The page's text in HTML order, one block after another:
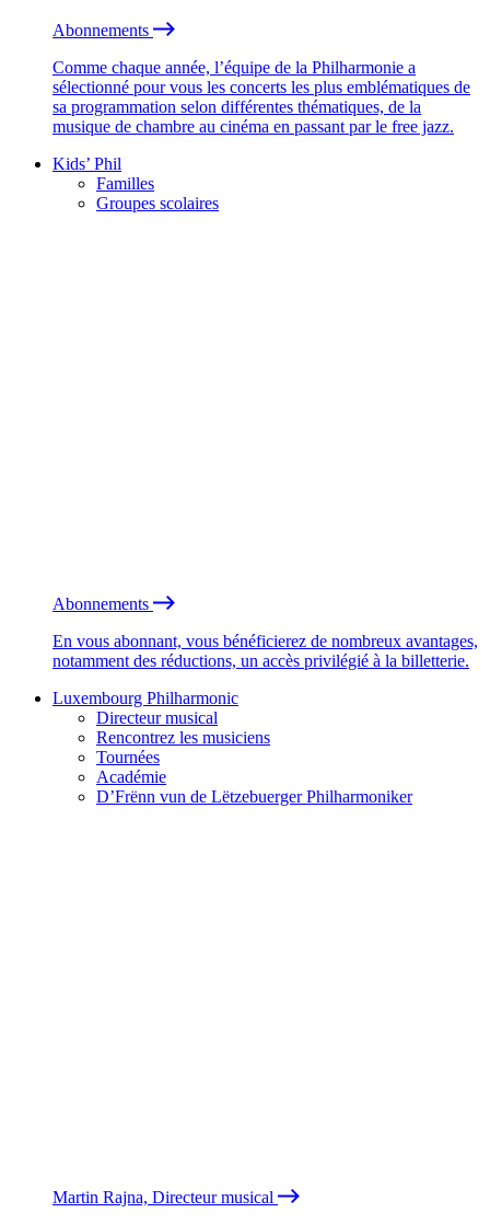
Abonnements
Comme chaque année, l’équipe de la Philharmonie a
sélectionné pour vous les concerts les plus emblématiques de
sa programmation selon différentes thématiques, de la
musique de chambre au cinéma en passant par le free jazz.
Kids’ Phil
Familles
Groupes scolaires
Abonnements
En vous abonnant, vous bénéficierez de nombreux avantages,
notamment des réductions, un accès privilégié à la billetterie.
Luxembourg Philharmonic
Directeur musical
Rencontrez les musiciens
Tournées
Académie
D’Frënn vun de Lëtzebuerger Philharmoniker
Martin Rajna, Directeur musical